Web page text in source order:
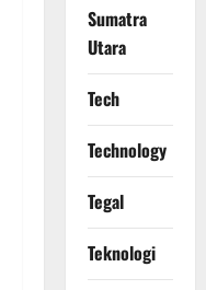
Sumatra
Utara
Tech
Technology
Tegal
Teknologi